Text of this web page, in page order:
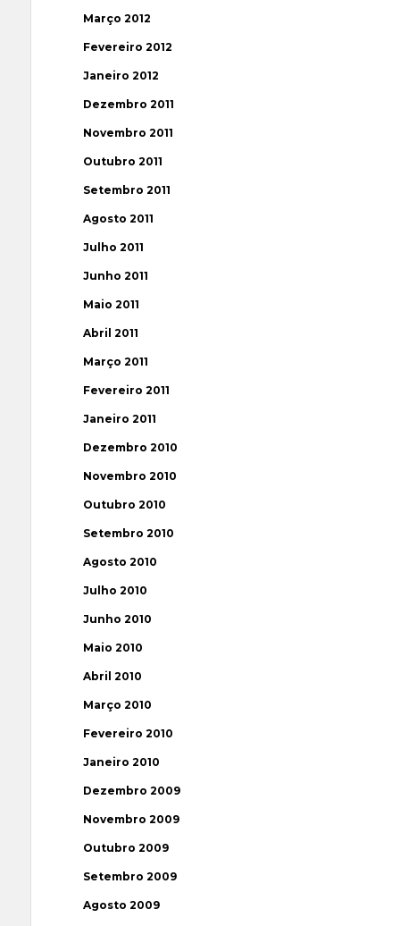
Março 2012
Fevereiro 2012
Janeiro 2012
Dezembro 2011
Novembro 2011
Outubro 2011
Setembro 2011
Agosto 2011
Julho 2011
Junho 2011
Maio 2011
Abril 2011
Março 2011
Fevereiro 2011
Janeiro 2011
Dezembro 2010
Novembro 2010
Outubro 2010
Setembro 2010
Agosto 2010
Julho 2010
Junho 2010
Maio 2010
Abril 2010
Março 2010
Fevereiro 2010
Janeiro 2010
Dezembro 2009
Novembro 2009
Outubro 2009
Setembro 2009
Agosto 2009